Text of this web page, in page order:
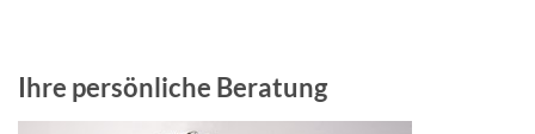
Ihre persönliche Beratung